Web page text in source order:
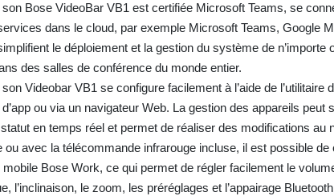
Bose VideoBar VB1 est certifiée Microsoft Teams, se
dans le cloud, par exemple Microsoft Teams, Google
le déploiement et la gestion du système de n’importe
des salles de conférence du monde entier.
Videobar VB1 se configure facilement à l’aide de
ou via un navigateur Web. La gestion des appareils peut
en temps réel et permet de réaliser des modifications au
ou avec la télécommande infrarouge incluse, il est possible
mobile Bose Work, ce qui permet de régler facilement le
l’inclinaison, le zoom, les préréglages et l’appairage